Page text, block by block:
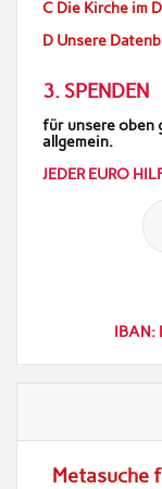
C Die Kirche im
D Unsere
3. SPENDEN
für unsere oben
allgemein.
JEDER EURO
Metasuche